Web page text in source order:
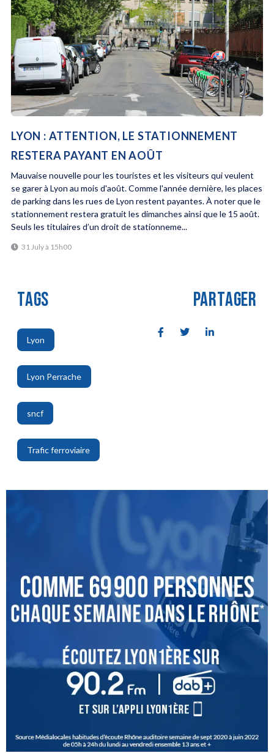
LYON : ATTENTION, LE STATIONNEMENT
RESTERA PAYANT EN AOÛT
Mauvaise nouvelle pour les touristes et les visiteurs qui veulent
se garer à Lyon au mois d'août. Comme l'année dernière, les places
de parking dans les rues de Lyon restent payantes. À noter que le
stationnement restera gratuit les dimanches ainsi que le 15 août.
Seuls les titulaires d’un droit de stationneme...
31 July à 15h00
TAGS
Lyon
,
Lyon Perrache
,
sncf
,
Trafic ferroviaire
PARTAGER